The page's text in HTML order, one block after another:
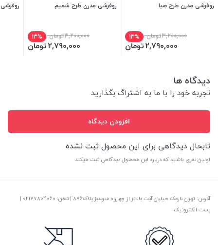
روفرشی مدرن طرح صبا
3,200,000تومان 13%
2,790,000تومان
روفرشی مدرن طرح شمیم
3,200,000تومان 13%
2,790,000تومان
روفرشی
دیدگاه ها
تجربه خود را با ما به اشتراگ بگذارید
افزودن دیدگاه
تابحال دیدگاهی برای این محصول ثبت نشده
اولین نفری باشید که درباره این محصول دیدگاهی ثبت میکند
آدرس: تهران نارمک خیابان آیت بالاتر از چهارراه سرسبز پلاک876 | تلفن: ‎02177804060 |
پست الکترونیک: